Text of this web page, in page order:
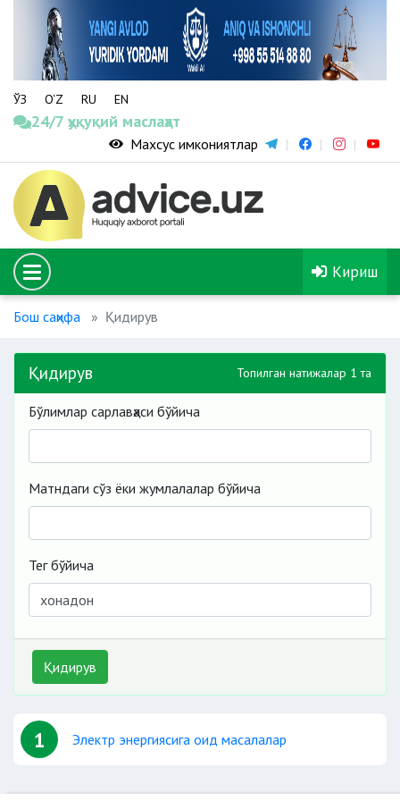
ЎЗ O‘Z RU EN
24/7 ҳуқуқий маслаҳат
Махсус имкониятлар
Кириш
Бош саҳифа Қидирув
Қидирув Топилган натижалар 1 та
Бўлимлар сарлавҳаси бўйича
Матндаги сўз ёки жумлалалар бўйича
Тег бўйича
Қидирув
1 Электр энергиясига оид масалалар